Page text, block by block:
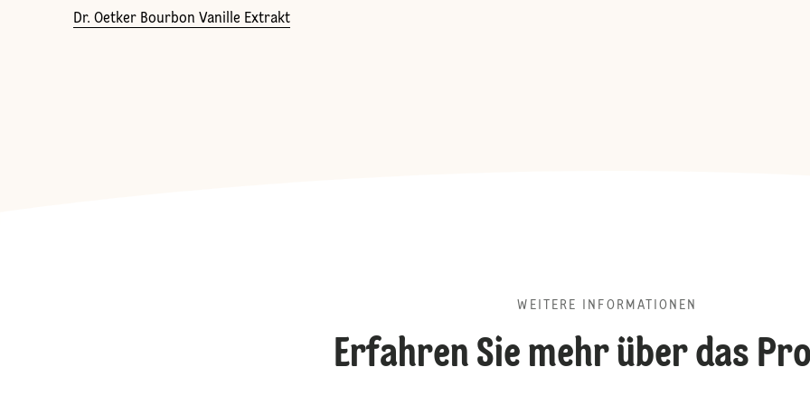
Dr. Oetker Bourbon Vanille Extrakt
WEITERE INFORMATIONEN
Erfahren Sie mehr über das